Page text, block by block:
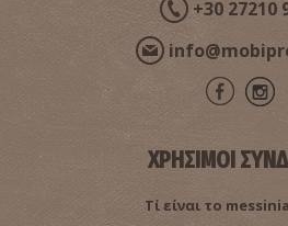
+30 27210
ΧΡΗΣΙΜΟΙ
Τί είναι το